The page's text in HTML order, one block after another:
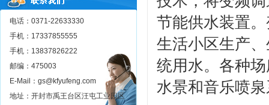
电话：0371-22633330
手机：17337855555
手机：13837826222
邮编：475003
E-Mail：gs@kfyufeng.com
地址：开封市禹王台区汪屯工业园区
节能供水装置
生活小区生产
统用水。各种
水景和音乐喷